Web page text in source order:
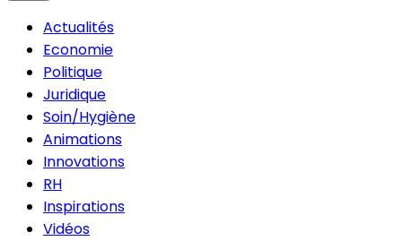
Actualités
Economie
Politique
Juridique
Soin/Hygiène
Animations
Innovations
RH
Inspirations
Vidéos